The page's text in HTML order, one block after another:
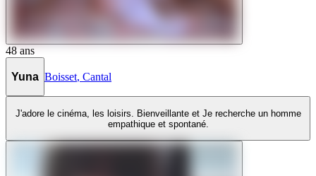
48 ans
Yuna Boisset, Cantal
J'adore le cinéma, les loisirs. Bienveillante et Je recherche un homme
empathique et spontané.